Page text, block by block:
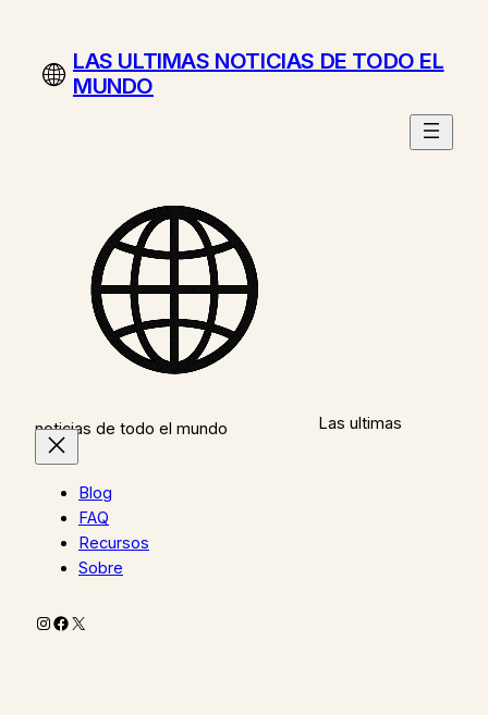
contenidoLAS ULTIMAS NOTICIAS DE TODO EL
MUNDO
Las ultimas
noticias de todo el mundo
Blog
FAQ
Recursos
Sobre
Instagram
Facebook
X